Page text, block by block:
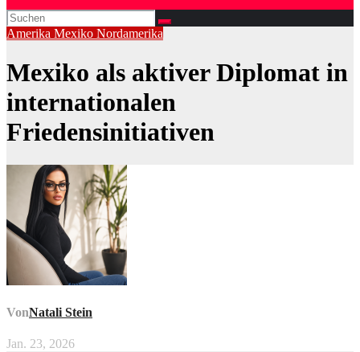
Amerika Mexiko Nordamerika
Mexiko als aktiver Diplomat in
internationalen
Friedensinitiativen
VonNatali Stein
Jan. 23, 2026